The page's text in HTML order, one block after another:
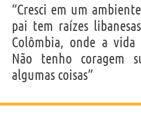
IDENTIKIT E DADOS PESSOAIS
Nome
Shakira Isabel
Sobrenome Mebarak Ripoll
Apelido Shakira
Nascido 2 Fevereiro 1977
Gênero feminino
Profissão ator,cantor
Signo do zodíaco Aquário
Frases, citações e
“Cresci em um
pai tem raízes
Colômbia, onde a
Não tenho coragem
algumas coisas”